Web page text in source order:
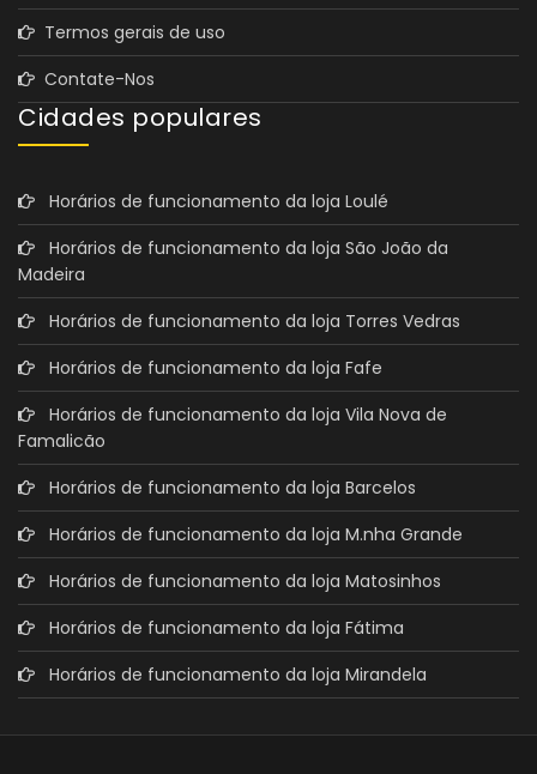
Termos gerais de uso
Contate-Nos
Cidades populares
Horários de funcionamento da loja Loulé
Horários de funcionamento da loja São João da
Madeira
Horários de funcionamento da loja Torres Vedras
Horários de funcionamento da loja Fafe
Horários de funcionamento da loja Vila Nova de
Famalicão
Horários de funcionamento da loja Barcelos
Horários de funcionamento da loja M.nha Grande
Horários de funcionamento da loja Matosinhos
Horários de funcionamento da loja Fátima
Horários de funcionamento da loja Mirandela